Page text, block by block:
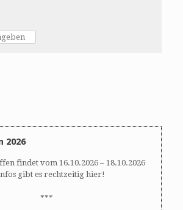
2026
findet vom 16.10.2026 – 18.10.2026
gibt es rechtzeitig hier!
***